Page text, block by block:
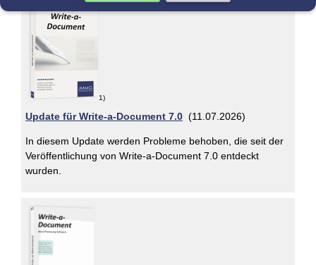
1)
Update für Write-a-Document 7.0 (11.07.2026)
In diesem Update werden Probleme behoben, die seit der
Veröffentlichung von Write-a-Document 7.0 entdeckt
wurden.